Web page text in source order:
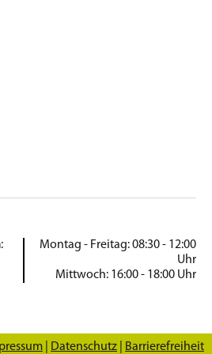
:
Montag - Freitag: 08:30 - 12:00
Uhr
Mittwoch: 16:00 - 18:00 Uhr
Datenschutz Barrierefreiheit